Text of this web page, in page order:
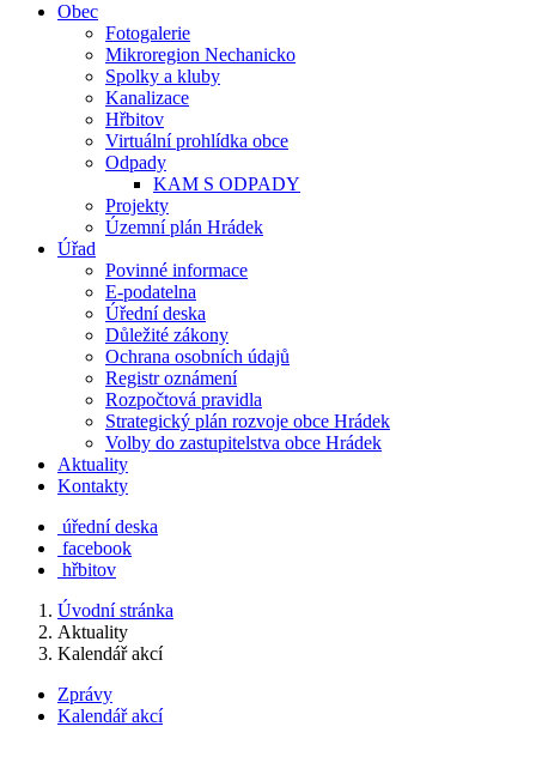
Obec
Fotogalerie
Mikroregion Nechanicko
Spolky a kluby
Kanalizace
Hřbitov
Virtuální prohlídka obce
Odpady
KAM S ODPADY
Projekty
Územní plán Hrádek
Úřad
Povinné informace
E-podatelna
Úřední deska
Důležité zákony
Ochrana osobních údajů
Registr oznámení
Rozpočtová pravidla
Strategický plán rozvoje obce Hrádek
Volby do zastupitelstva obce Hrádek
Aktuality
Kontakty
úřední deska
facebook
hřbitov
Úvodní stránka
Aktuality
Kalendář akcí
Zprávy
Kalendář akcí